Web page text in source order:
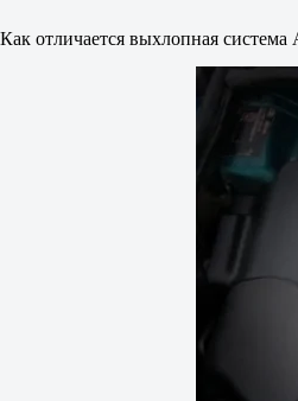
Как отличается выхлопная система